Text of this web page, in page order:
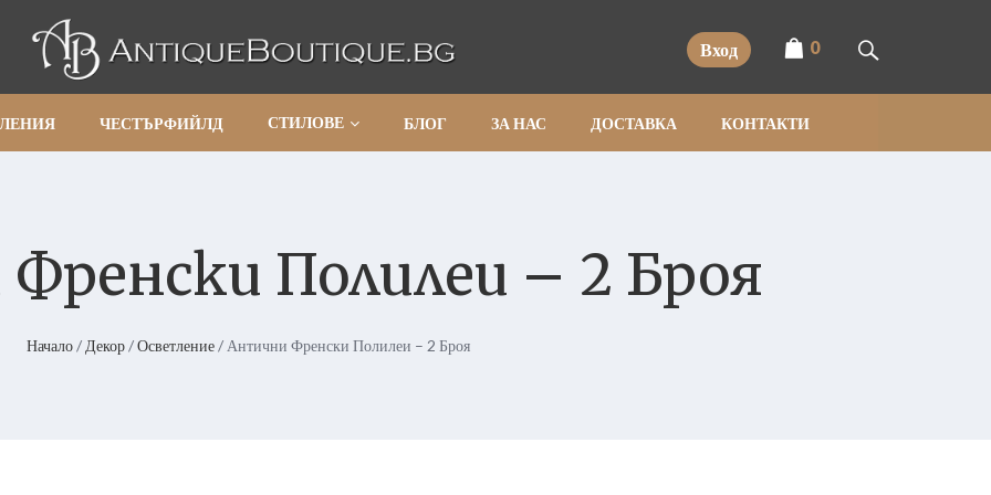
Вход 0
ЧЕСТЪРФИЙЛД СТИЛОВЕ БЛОГ ЗА НАС ДОСТАВКА КОНТАКТИ
Полилеи – 2 Броя
Начало/ Декор/Осветление/ Антични Френски Полилеи – 2 Броя